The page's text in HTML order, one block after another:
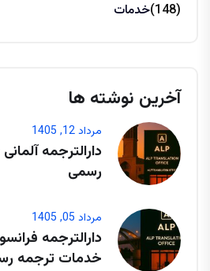
خدمات (148)
آخرین نوشته ها
مرداد 12, 1405
دارالترجمه
رسمی
مرداد 05, 1405
دارالترجمه
خدمات ترجمه